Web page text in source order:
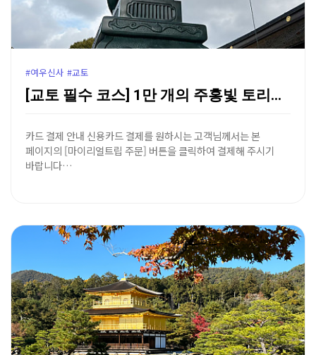
#여우신사 #교토
[교토 필수 코스] 1만 개의 주홍빛 토리이 길, 후시…
카드 결제 안내 신용카드 결제를 원하시는 고객님께서는 본
페이지의 [마이리얼트립 주문] 버튼을 클릭하여 결제해 주시기
바랍니다…